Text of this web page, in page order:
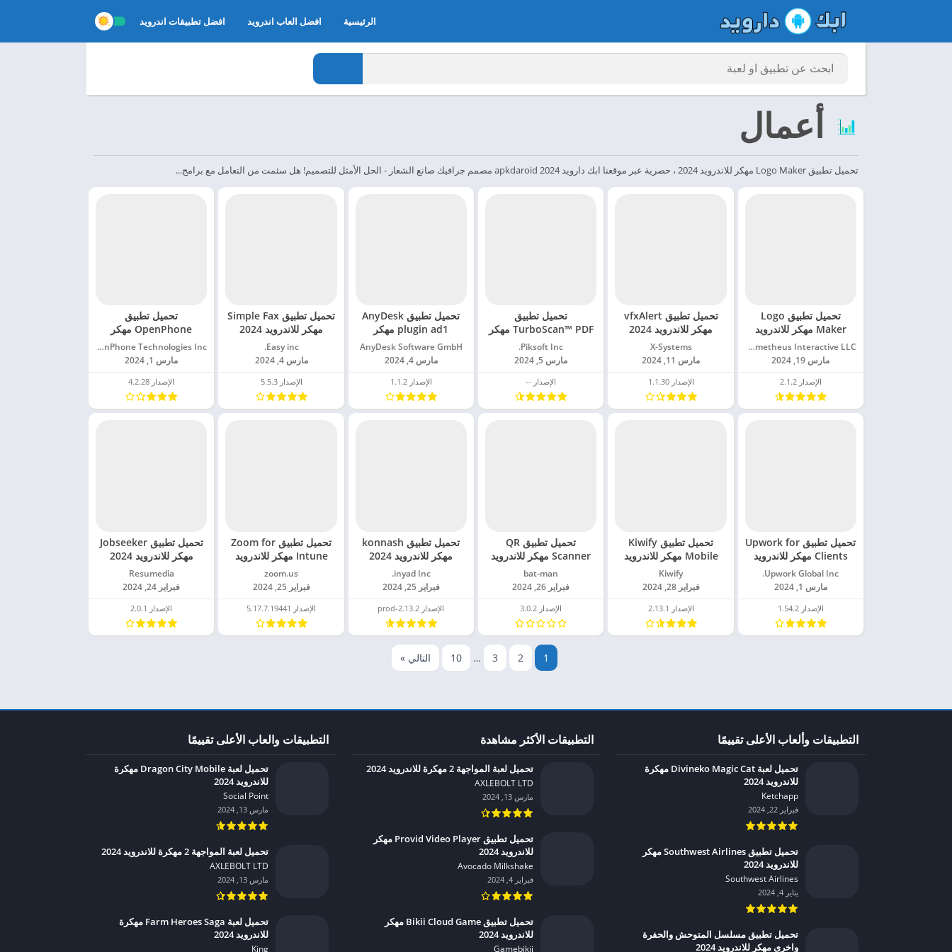
الرئيسية افضل العاب اندرويد افضل تطبيقات اندرويد
أعمال
تحميل تطبيق Logo Maker مهكر للاندرويد 2024 ، حصرية عبر موقعنا ابك دارويد 2024 apkdaroid مصمم جرافيك صانع الشعار - الحل الأمثل للتصميم! هل سئمت من التعامل مع برامج...
تحميل تطبيق Logo
Maker مهكر للاندرويد
2024
Prometheus Interactive LLC‏
مارس 19, 2024
الإصدار 2.1.2
تحميل تطبيق vfxAlert
مهكر للاندرويد 2024
X-Systems‏
مارس 11, 2024
الإصدار 1.1.30
تحميل تطبيق
TurboScan™ PDF مهكر
للاندرويد 2024
Piksoft Inc.‏
مارس 5, 2024
الإصدار --
تحميل تطبيق AnyDesk
plugin ad1 مهكر
للاندرويد 2024
AnyDesk Software GmbH‏
مارس 4, 2024
الإصدار 1.1.2
تحميل تطبيق Simple Fax
مهكر للاندرويد 2024
Easy inc.‏
مارس 4, 2024
الإصدار 5.5.3
تحميل تطبيق
OpenPhone مهكر
للاندرويد 2024
OpenPhone Technologies Inc‏
مارس 1, 2024
الإصدار 4.2.28
تحميل تطبيق Upwork for
Clients مهكر للاندرويد
2024
Upwork Global Inc.‏
مارس 1, 2024
الإصدار 1.54.2
تحميل تطبيق Kiwify
Mobile مهكر للاندرويد
2024
Kiwify‏
فبراير 28, 2024
الإصدار 2.13.1
تحميل تطبيق QR
Scanner مهكر للاندرويد
2024
bat-man‏
فبراير 26, 2024
الإصدار 3.0.2
تحميل تطبيق konnash
مهكر للاندرويد 2024
inyad Inc.‏
فبراير 25, 2024
الإصدار 2.13.2-prod
تحميل تطبيق Zoom for
Intune مهكر للاندرويد
zoom.us‏
فبراير 25, 2024
الإصدار 5.17.7.19441
تحميل تطبيق Jobseeker
مهكر للاندرويد 2024
Resumedia‏
فبراير 24, 2024
الإصدار 2.0.1
1
2
3
…
10 التالي »
التطبيقات والعاب الأعلى تقييمًا
تحميل لعبة Dragon City Mobile مهكرة
للاندرويد 2024
Social Point‏
مارس 13, 2024
تحميل لعبة المواجهة 2 مهكرة للاندرويد 2024
AXLEBOLT LTD‏
مارس 13, 2024
تحميل لعبة Farm Heroes Saga مهكرة
للاندرويد 2024
King‏
التطبيقات الأكثر مشاهدة
تحميل لعبة المواجهة 2 مهكرة للاندرويد 2024
AXLEBOLT LTD‏
مارس 13, 2024
تحميل تطبيق Provid Video Player مهكر
للاندرويد 2024
Avocado Milkshake‏
فبراير 4, 2024
تحميل تطبيق Bikii Cloud Game مهكر
للاندرويد 2024
Gamebikii‏
التطبيقات وألعاب الأعلى تقييمًا
تحميل لعبة Divineko Magic Cat مهكرة
للاندرويد 2024
Ketchapp‏
فبراير 22, 2024
تحميل تطبيق Southwest Airlines مهكر
للاندرويد 2024
Southwest Airlines‏
يناير 4, 2024
تحميل تطبيق مسلسل المتوحش والحفرة
واخرى مهكر للاندرويد 2024